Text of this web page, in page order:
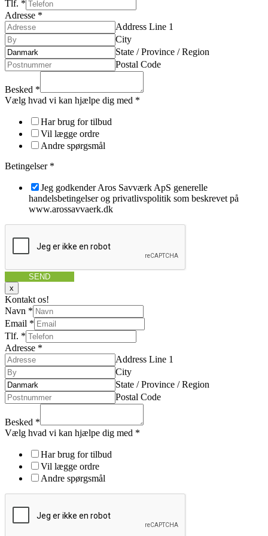
Tlf. *
Adresse *
Address Line 1
City
State / Province / Region
Postal Code
Besked *
Vælg hvad vi kan hjælpe dig med *
Har brug for tilbud
Vil lægge ordre
Andre spørgsmål
Betingelser *
Jeg godkender Aros Savværk ApS generelle
handelsbetingelser og privatlivspolitik som beskrevet på
www.arossavvaerk.dk
SEND
x
Kontakt os!
Navn *
Email *
Tlf. *
Adresse *
Address Line 1
City
State / Province / Region
Postal Code
Besked *
Vælg hvad vi kan hjælpe dig med *
Har brug for tilbud
Vil lægge ordre
Andre spørgsmål